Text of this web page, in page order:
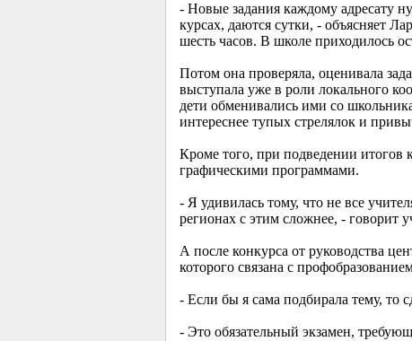
- Новые задания каждому адресату
курсах, даются сутки, - объясняет
шесть часов. В школе приходилось
Потом она проверяла, оценивала
выступала уже в роли локального
дети обменивались ими со
интереснее тупых стрелялок и
Кроме того, при подведении итогов
графическими программами.
- Я удивилась тому, что не все
регионах с этим сложнее, - говорит
А после конкурса от руководства
которого связана с
- Если бы я сама подбирала тему, то
- Это обязательный экзамен,